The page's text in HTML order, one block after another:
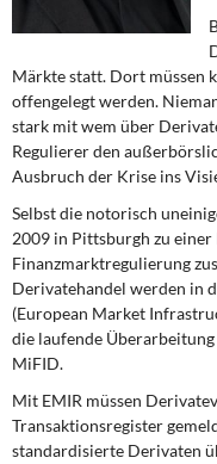
Weitere Themen
Memo-Gruppe
Institut
Rosa-Luxemburg-
Über mich
Kontakt
Märkte statt. Dort müssen
offengelegt werden.
stark mit wem über
Regulierer den
Ausbruch der Krise ins
Selbst die notorisch
2009 in Pittsburgh zu einer
Finanzmarktregulierung
Derivatehandel werden in
(Eu­ropean Market
die laufende
MiFID.
Mit EMIR müssen
Transaktionsregister
standardisierte Derivaten